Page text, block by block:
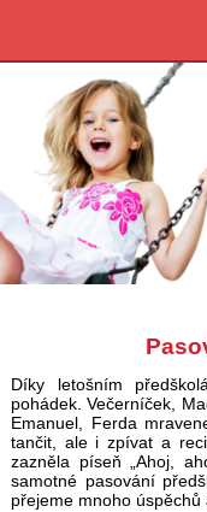
Díky letošním
pohádek. Večerníček,
Emanuel, Ferda
tančit, ale i zpívat a
zazněla píseň „Ahoj,
samotné pasování
přejeme mnoho